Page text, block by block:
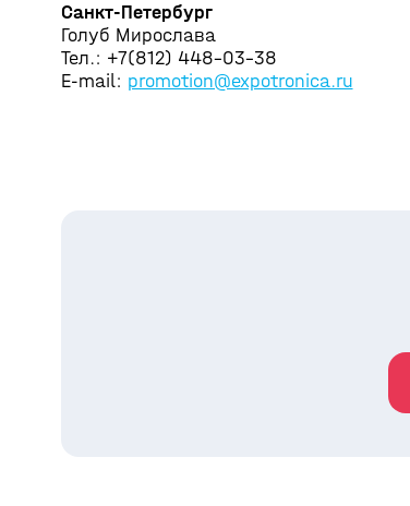
Санкт-Петербург
Голуб Мирослава
Тел.: +7(812) 448-03-38
E-mail: promotion@expotronica.ru